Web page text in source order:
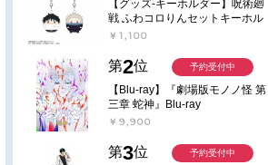
【グッズ-キーホルダー】呪術廻
戦 ふわコロりんセットキーホル
ダー【アニメイト特典付】
￥1,100
第2位
【Blu-ray】『劇場版モノノ怪 第
三章 蛇神』Blu-ray
￥9,900
予約受付中
第3位 予約受付中